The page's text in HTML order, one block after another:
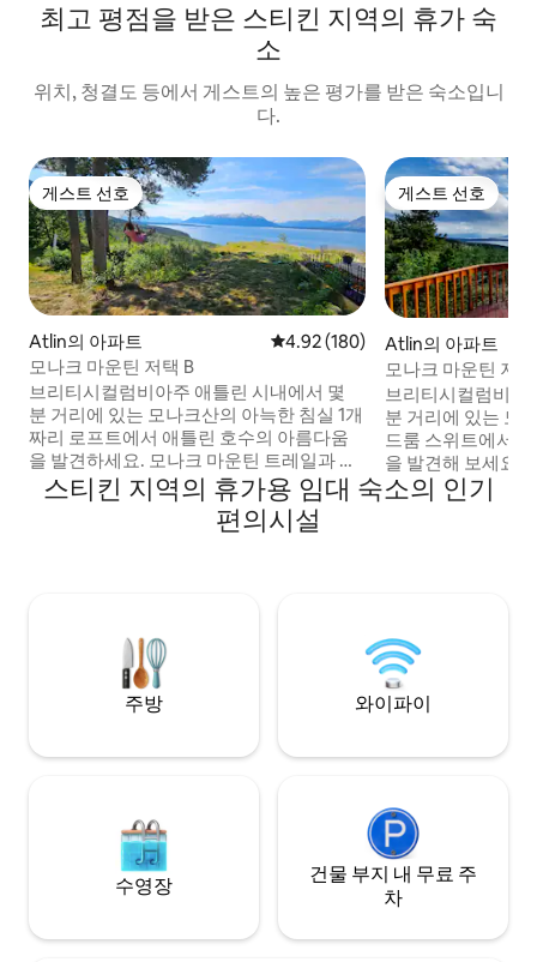
최고 평점을 받은 스티킨 지역의 휴가 숙
소
위치, 청결도 등에서 게스트의 높은 평가를 받은 숙소입니
다.
게스트 선호
게스트 선호
Atlin의 아파트 평점 4.92점(5점 만점), 후기 180
4.92 (180)
모나크 마운틴 저택 B
브리티시컬럼비아주 애틀린 시내에서 몇
분 거리에 있는 모나크산의 아늑한 침실 1개
짜리 로프트에서 애틀린 호수의 아름다움
을 발견하세요. 모나크 마운틴 트레일과 바
로 연결되어 있습니다. 이 휴양지에는 완비
된 주방, 넓은 욕실, 사우나, 무료 와이파이
가 마련되어 있습니다. 1박당 25달러로 배변
용할 수 있지만 2명이 이상적입니다. 추가
적인 프라이버시를 위해 다른 아파트의 예
약 가능 여부를 문의하세요.
게스트 선호
게스트 선호
Atlin의 아파트
모나크 마운틴 저
브리티시컬럼비아
분 거리에 있는 모
드룸 스위트에서
을 발견해 보세요.
바로 연결되어 있
비된 주방, 욕실,
할 수 있지만 2명
인 프라이버시를
가능 여부를 문의
스티킨 지역의 휴가용 임대 숙소의 인기
편의시설
주방 와이파이
수영장
건물 부지 내 무료 주
차